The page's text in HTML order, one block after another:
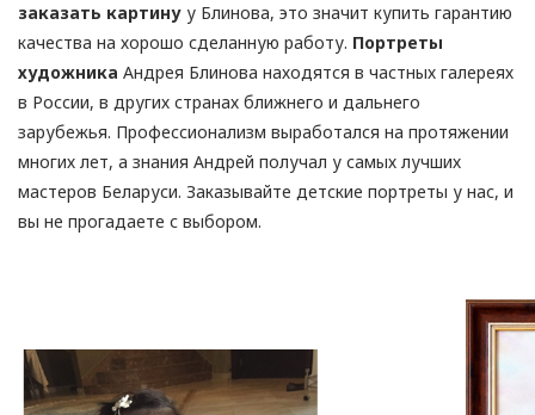
заказать картину у Блинова, это значит купить гарантию
качества на хорошо сделанную работу. Портреты
художника Андрея Блинова находятся в частных галереях
в России, в других странах ближнего и дальнего
зарубежья. Профессионализм выработался на протяжении
многих лет, а знания Андрей получал у самых лучших
мастеров Беларуси. Заказывайте детские портреты у нас, и
вы не прогадаете с выбором.